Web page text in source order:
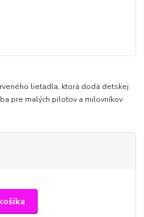
lietadla, ktorá dodá detskej
pre malých pilotov a milovníkov